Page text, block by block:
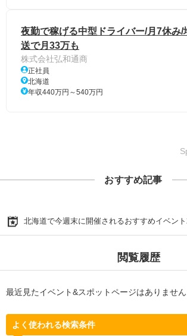
夜勤で稼げる中型ドライバー/月7休み/
送で月33万も
株式会社弘和通商
正社員
北海道
年収440万円～540万円
おすすめ記事
北海道で今週末に開催されるおすすめイベン
閲覧履歴
最近見たイベント&スポットページはありません
よく使われる検索条件